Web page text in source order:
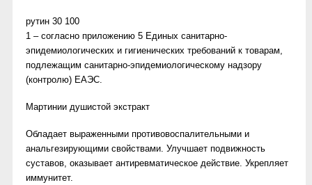
рутин 30 100
1 – согласно приложению 5 Единых санитарно-
эпидемиологических и гигиенических требований к товарам,
подлежащим санитарно-эпидемиологическому надзору
(контролю) ЕАЭС.
Мартинии душистой экстракт
Обладает выраженными противовоспалительными и
анальгезирующими свойствами. Улучшает подвижность
суставов, оказывает антиревматическое действие. Укрепляет
иммунитет.